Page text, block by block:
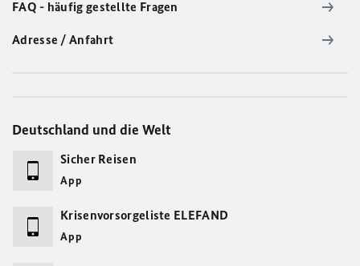
FAQ - häufig gestellte Fragen
Adresse / Anfahrt
Deutschland und die Welt
Sicher Reisen
App
Krisenvorsorgeliste ELEFAND
App